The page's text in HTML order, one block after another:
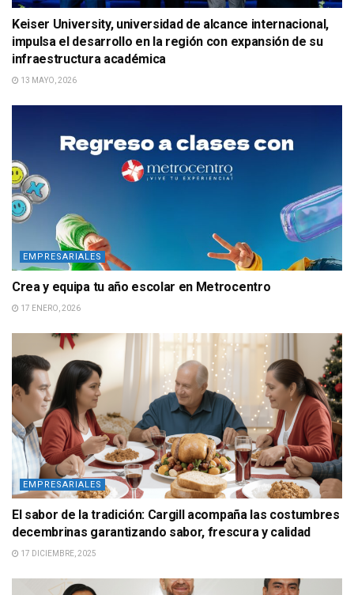
Keiser University, universidad de alcance internacional,
impulsa el desarrollo en la región con expansión de su
infraestructura académica
13 MAYO, 2026
EMPRESARIALES
Crea y equipa tu año escolar en Metrocentro
17 ENERO, 2026
EMPRESARIALES
El sabor de la tradición: Cargill acompaña las costumbres
decembrinas garantizando sabor, frescura y calidad
17 DICIEMBRE, 2025